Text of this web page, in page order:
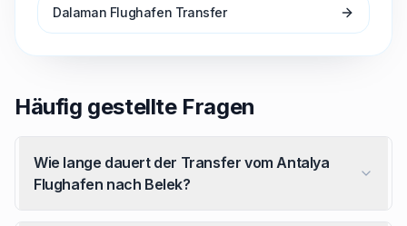
Dalaman Flughafen Transfer
Häufig gestellte Fragen
Wie lange dauert der Transfer vom Antalya
Flughafen nach Belek?